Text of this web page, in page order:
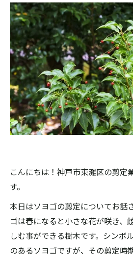
こんにちは！神戸市東灘区の剪定
す。
本日はソヨゴの剪定についてお話
ゴは春になると小さな花が咲き、
しむ事ができる樹木です。シンボ
のあるソヨゴですが、その剪定時